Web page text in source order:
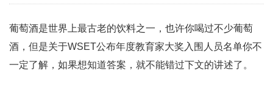
葡萄酒是世界上最古老的饮料之一，也许你喝过不少葡萄
酒，但是关于WSET公布年度教育家大奖入围人员名单你不
一定了解，如果想知道答案，就不能错过下文的讲述了。